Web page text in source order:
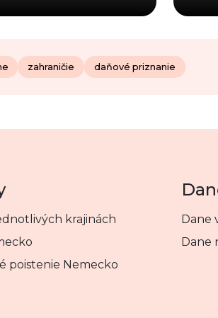
zahraničie daňové priznanie
krajinách
poistenie Nemecko
Dane
Dane